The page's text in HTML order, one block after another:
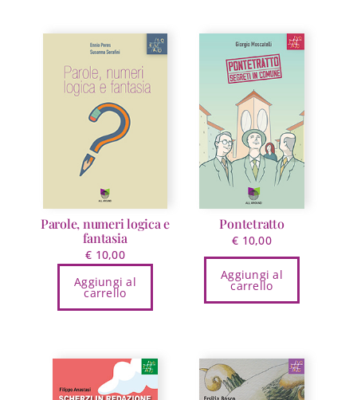
Parole, numeri logica e
fantasia
€ 10,00
Aggiungi al
carrello
Pontetratto
€ 10,00
Aggiungi al
carrello